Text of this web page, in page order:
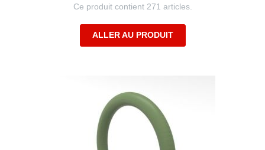
Ce produit contient 271 articles.
ALLER AU PRODUIT